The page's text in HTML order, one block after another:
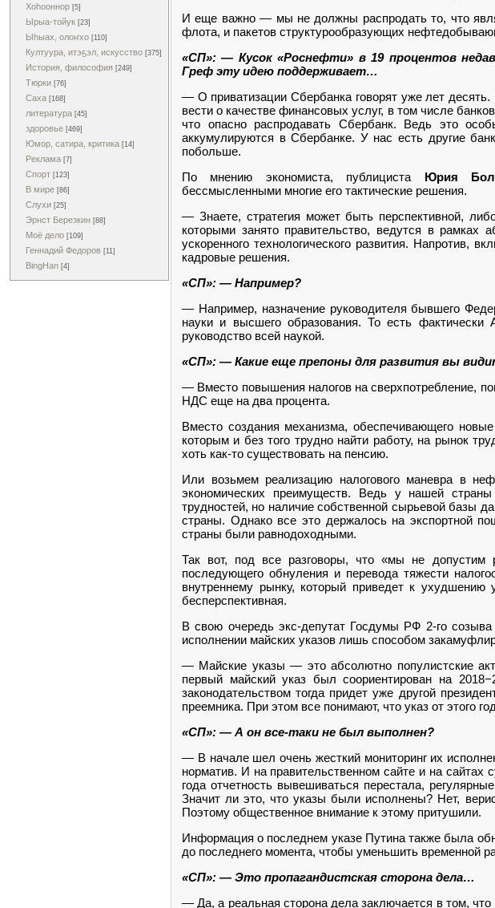
Хоһооннор [5]
Ырыа-тойук [23]
Ыһыах, олоҥхо [110]
Култуура, итэҕэл, искусство [375]
История, философия [249]
Тюрки [76]
Саха [168]
литература [45]
здоровье [469]
Юмор, сатира, критика [14]
Реклама [7]
Спорт [123]
В мире [86]
Слухи [25]
Эрнст Березкин [88]
Моё дело [109]
Геннадий Федоров [11]
BingHan [4]
И еще важно — мы не должны распродать то, что
флота, и пакетов структурообразующих
«СП»: — Кусок «Роснефти» в 19 процентов
Греф эту идею поддерживает…
— О приватизации Сбербанка говорят уже лет
вести о качестве финансовых услуг, в том числе
что опасно распродавать Сбербанк. Ведь это
аккумулируются в Сбербанке. У нас есть другие
побольше.
По мнению экономиста, публициста Юрия
бессмысленными многие его тактические решения.
— Знаете, стратегия может быть перспективной,
которыми занято правительство, ведутся в рамках
ускоренного технологического развития. Напротив,
кадровые решения.
«СП»: — Например?
— Например, назначение руководителя бывшего
науки и высшего образования. То есть фактически
руководство всей наукой.
«СП»: — Какие еще препоны для развития вы
— Вместо повышения налогов на сверхпотребление,
НДС еще на два процента.
Вместо создания механизма, обеспечивающего
которым и без того трудно найти работу, на рынок
хоть как-то существовать на пенсию.
Или возьмем реализацию налогового маневра в
экономических преимуществ. Ведь у нашей
трудностей, но наличие собственной сырьевой базы
страны. Однако все это держалось на экспортной
страны были равнодоходными.
Так вот, под все разговоры, что «мы не допустим
последующего обнуления и перевода тяжести
внутреннему рынку, который приведет к ухудшению
бесперспективная.
В свою очередь экс-депутат Госдумы РФ 2-го
исполнении майских указов лишь способом
— Майские указы — это абсолютно популистские
первый майский указ был соориентирован на
законодательством тогда придет уже другой
преемника. При этом все понимают, что указ от этого
«СП»: — А он все-таки не был выполнен?
— В начале шел очень жесткий мониторинг их
норматив. И на правительственном сайте и на
года отчетность вывешиваться перестала,
Значит ли это, что указы были исполнены? Нет,
Поэтому общественное внимание к этому притушили.
Информация о последнем указе Путина также была
до последнего момента, чтобы уменьшить временной
«СП»: — Это пропагандистская сторона дела…
— Да, а реальная сторона дела заключается в том,